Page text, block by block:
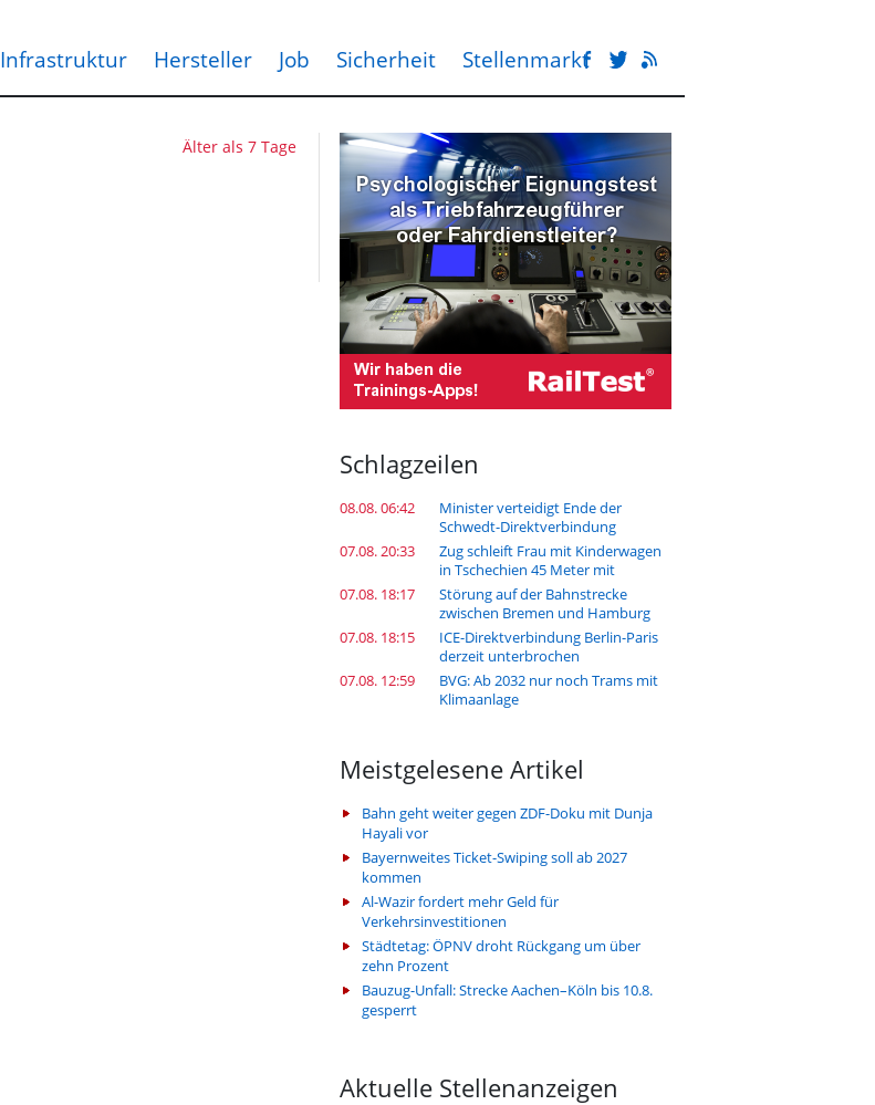
Infrastruktur Hersteller Job Sicherheit Stellenmarkt
Älter als 7 Tage
Schlagzeilen
08.08. 06:42
Minister verteidigt Ende der
Schwedt-Direktverbindung
07.08. 20:33
Zug schleift Frau mit Kinderwagen
in Tschechien 45 Meter mit
07.08. 18:17
Störung auf der Bahnstrecke
zwischen Bremen und Hamburg
07.08. 18:15
ICE-Direktverbindung Berlin-Paris
derzeit unterbrochen
07.08. 12:59
BVG: Ab 2032 nur noch Trams mit
Klimaanlage
Meistgelesene Artikel
Bahn geht weiter gegen ZDF-Doku mit Dunja
Hayali vor
Bayernweites Ticket-Swiping soll ab 2027
kommen
Al-Wazir fordert mehr Geld für
Verkehrsinvestitionen
Städtetag: ÖPNV droht Rückgang um über
zehn Prozent
Bauzug-Unfall: Strecke Aachen–Köln bis 10.8.
gesperrt
Aktuelle Stellenanzeigen